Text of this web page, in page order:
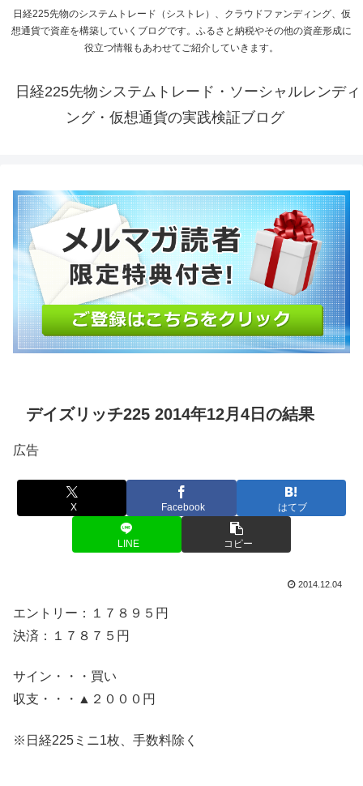
日経225先物のシステムトレード（シストレ）、クラウドファンディング、仮
想通貨で資産を構築していくブログです。ふるさと納税やその他の資産形成に
役立つ情報もあわせてご紹介していきます。
日経225先物システムトレード・ソーシャルレンディ
ング・仮想通貨の実践検証ブログ
デイズリッチ225 2014年12月4日の結果
広告
X Facebook はてブ
LINE コピー
2014.12.04
エントリー：１７８９５円
決済：１７８７５円
サイン・・・買い
収支・・・▲２０００円
※日経225ミニ1枚、手数料除く